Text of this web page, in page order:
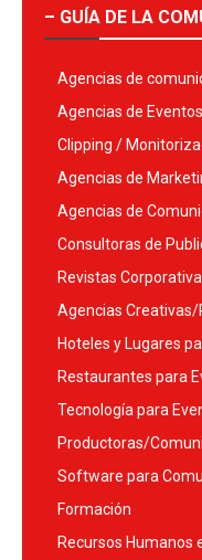
– GUÍA DE LA
Agencias de
Agencias de Eventos
Clipping /
Agencias de
Agencias de
Consultoras de
Revistas
Agencias Creativas/
Hoteles y Lugares
Restaurantes para
Tecnología para
Productoras/
Software para
Formación
Recursos Humanos